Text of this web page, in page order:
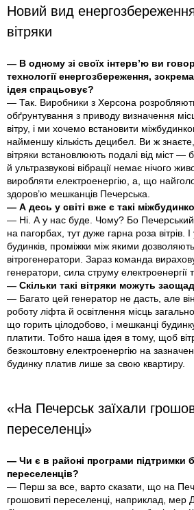
Новий вид
вітряки
— В одному зі своїх інтерв’ю ви
технології енергозбереження,
ідея спрацьовує?
— Так. Виробники з Херсона
обґрунтування з приводу визначення
вітру, і ми хочемо встановити
найменшу кількість децибел. Ви ж
вітряки встановлюють подалі від міст —
й ультразвукові вібрації немає нічого
виробляти електроенергію, а, що
здоров’ю мешканців Печерська.
— А десь у світі вже є такі
— Ні. А у нас буде. Чому? Бо
на пагорбах, тут дуже гарна роза вітрів.
будинків, проміжки між якими
вітрогенератори. Зараз команда
генератори, сила струму електроенергії
— Скільки такі вітряки можуть
— Багато цей генератор не дасть, але
роботу ліфта й освітлення місць
що горить цілодобово, і мешканці
платити. Тобто наша ідея в тому, щоб
безкоштовну електроенергію на
будинку платив лише за свою квартиру.
«На Печерськ заїхали
переселенці»
— Чи є в районі програми підтримки
переселенців?
— Перш за все, варто сказати, що на
грошовиті переселенці, наприклад, мер